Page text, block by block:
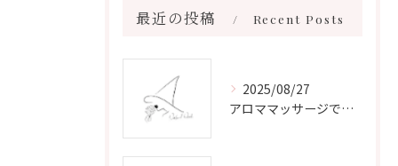
最近の投稿 Recent Posts
2025/08/27
アロママッサージで叶える心身リラックスと健康維持の新習慣ガイド